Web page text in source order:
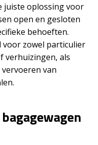
juiste oplossing voor
open en gesloten
behoeften.
voor zowel particulier
verhuizingen, als
van